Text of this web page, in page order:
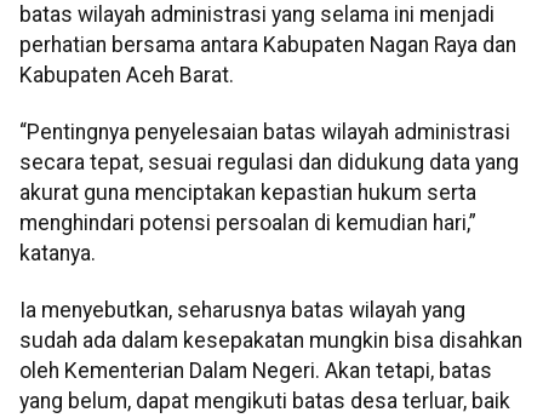
batas wilayah administrasi yang selama ini menjadi
perhatian bersama antara Kabupaten Nagan Raya dan
Kabupaten Aceh Barat.
“Pentingnya penyelesaian batas wilayah administrasi
secara tepat, sesuai regulasi dan didukung data yang
akurat guna menciptakan kepastian hukum serta
menghindari potensi persoalan di kemudian hari,”
katanya.
Ia menyebutkan, seharusnya batas wilayah yang
sudah ada dalam kesepakatan mungkin bisa disahkan
oleh Kementerian Dalam Negeri. Akan tetapi, batas
yang belum, dapat mengikuti batas desa terluar, baik